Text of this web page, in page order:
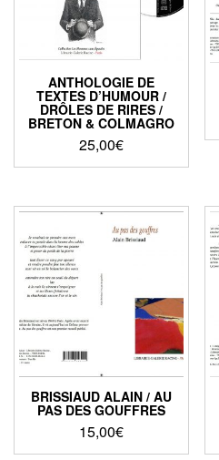
ANTHOLOGIE DE
TEXTES D’HUMOUR /
DRÔLES DE RIRES /
BRETON & COLMAGRO
25,00€
BRISSIAUD ALAIN / AU
PAS DES GOUFFRES
15,00€